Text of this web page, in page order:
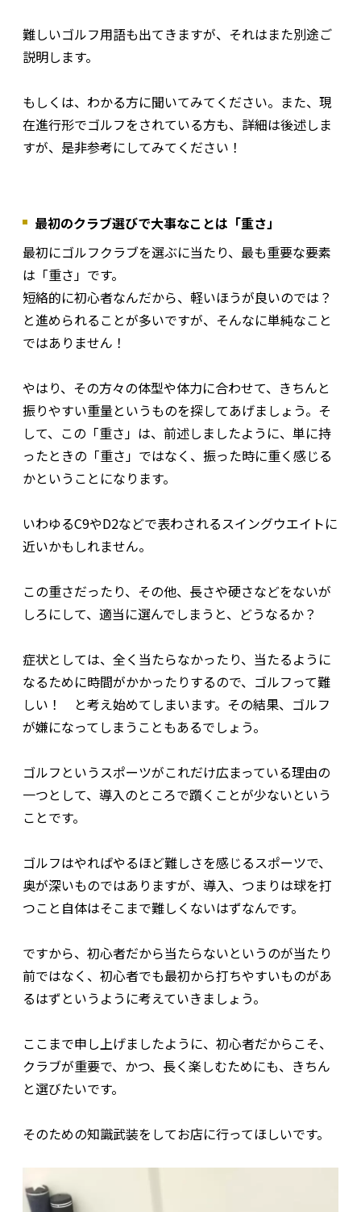
難しいゴルフ用語も出てきますが、それはまた別途ご
説明します。
もしくは、わかる方に聞いてみてください。また、現
在進行形でゴルフをされている方も、詳細は後述しま
すが、是非参考にしてみてください！
最初のクラブ選びで大事なことは「重さ」
最初にゴルフクラブを選ぶに当たり、最も重要な要素
は「重さ」です。
短絡的に初心者なんだから、軽いほうが良いのでは？
と進められることが多いですが、そんなに単純なこと
ではありません！
やはり、その方々の体型や体力に合わせて、きちんと
振りやすい重量というものを探してあげましょう。そ
して、この「重さ」は、前述しましたように、単に持
ったときの「重さ」ではなく、振った時に重く感じる
かということになります。
いわゆるC9やD2などで表わされるスイングウエイトに
近いかもしれません。
この重さだったり、その他、長さや硬さなどをないが
しろにして、適当に選んでしまうと、どうなるか？
症状としては、全く当たらなかったり、当たるように
なるために時間がかかったりするので、ゴルフって難
しい！ と考え始めてしまいます。その結果、ゴルフ
が嫌になってしまうこともあるでしょう。
ゴルフというスポーツがこれだけ広まっている理由の
一つとして、導入のところで躓くことが少ないという
ことです。
ゴルフはやればやるほど難しさを感じるスポーツで、
奥が深いものではありますが、導入、つまりは球を打
つこと自体はそこまで難しくないはずなんです。
ですから、初心者だから当たらないというのが当たり
前ではなく、初心者でも最初から打ちやすいものがあ
るはずというように考えていきましょう。
ここまで申し上げましたように、初心者だからこそ、
クラブが重要で、かつ、長く楽しむためにも、きちん
と選びたいです。
そのための知識武装をしてお店に行ってほしいです。